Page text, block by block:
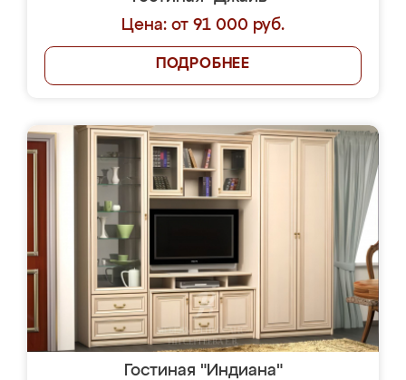
Цена: от 91 000 руб.
ПОДРОБНЕЕ
Гостиная "Индиана"